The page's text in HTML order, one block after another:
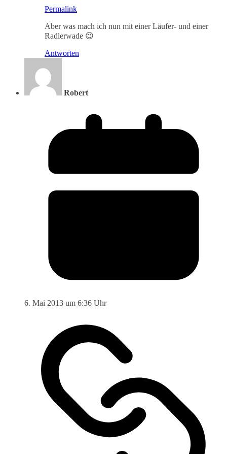
Permalink
Aber was mach ich nun mit einer Läufer- und einer
Radlerwade 😉
Antworten
Robert
6. Mai 2013 um 6:36 Uhr